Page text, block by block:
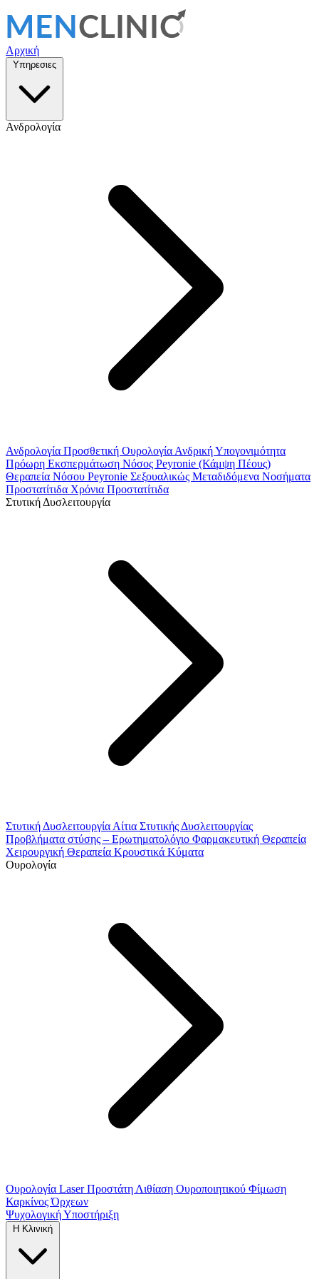
Αρχική
Υπηρεσιες
Ανδρολογία
Ανδρολογία Προσθετική Ουρολογία Ανδρική Υπογονιμότητα
Πρόωρη Εκσπερμάτωση Νόσος Peyronie (Κάμψη Πέους)
Θεραπεία Νόσου Peyronie Σεξουαλικώς Μεταδιδόμενα Νοσήματα
Προστατίτιδα Χρόνια Προστατίτιδα
Στυτική Δυσλειτουργία
Στυτική Δυσλειτουργία Αίτια Στυτικής Δυσλειτουργίας
Προβλήματα στύσης – Ερωτηματολόγιο Φαρμακευτική Θεραπεία
Χειρουργική Θεραπεία Κρουστικά Κύματα
Ουρολογία
Ουρολογία Laser Προστάτη Λιθίαση Ουροποιητικού Φίμωση
Καρκίνος Όρχεων
Ψυχολογική Υποστήριξη
Η Κλινική